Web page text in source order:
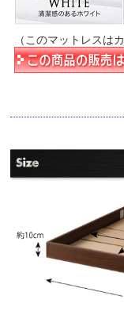
（このマットレスは